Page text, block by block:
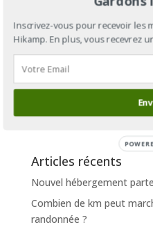
Articles récents
Nouvel hébergement
Combien de km peut
randonnée ?
Inscrivez-vous pour recevoir les
Hikamp. En plus, vous recevrez